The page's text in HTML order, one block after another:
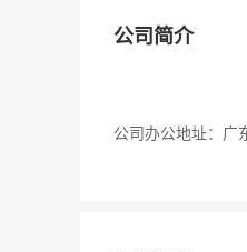
公司简介
公司办公地址：广